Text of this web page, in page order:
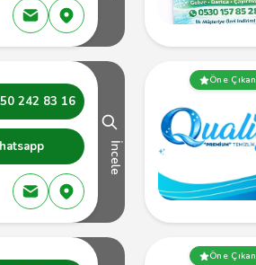
242 83 16
İncele
Öne Çıkan
Öne Çıkan